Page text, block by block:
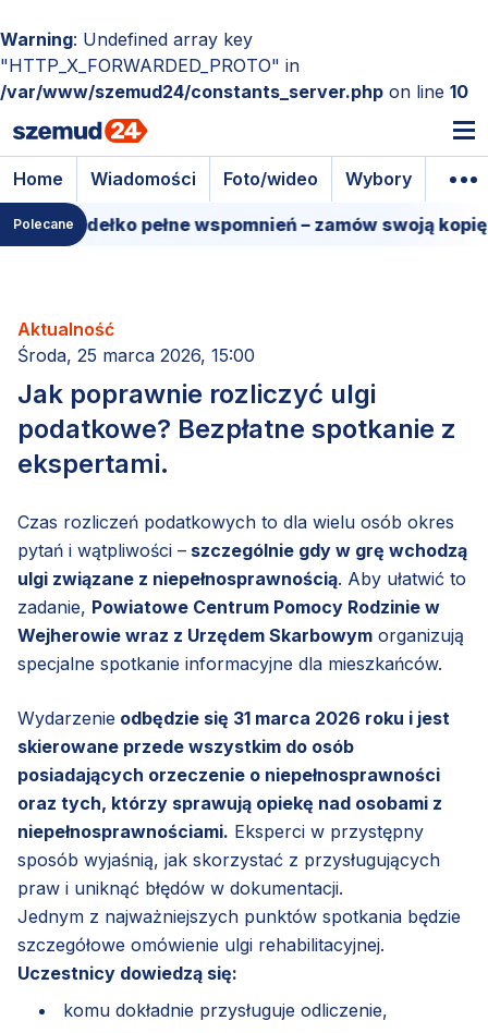
Warning: Undefined array key
"HTTP_X_FORWARDED_PROTO" in
/var/www/szemud24/constants_server.php on line 10
Home Wiadomości Foto/wideo Wybory
Polecane
pudełko pełne wspomnień – zamów swoją kopię!
Aktualność
Środa, 25 marca 2026, 15:00
Jak poprawnie rozliczyć ulgi
podatkowe? Bezpłatne spotkanie z
ekspertami.
Czas rozliczeń podatkowych to dla wielu osób okres
pytań i wątpliwości – szczególnie gdy w grę wchodzą
ulgi związane z niepełnosprawnością. Aby ułatwić to
zadanie, Powiatowe Centrum Pomocy Rodzinie w
Wejherowie wraz z Urzędem Skarbowym organizują
specjalne spotkanie informacyjne dla mieszkańców.
Wydarzenie odbędzie się 31 marca 2026 roku i jest
skierowane przede wszystkim do osób
posiadających orzeczenie o niepełnosprawności
oraz tych, którzy sprawują opiekę nad osobami z
niepełnosprawnościami. Eksperci w przystępny
sposób wyjaśnią, jak skorzystać z przysługujących
praw i uniknąć błędów w dokumentacji.
Jednym z najważniejszych punktów spotkania będzie
szczegółowe omówienie ulgi rehabilitacyjnej.
Uczestnicy dowiedzą się:
komu dokładnie przysługuje odliczenie,